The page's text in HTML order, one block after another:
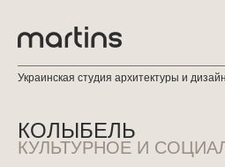
Украинская студия архитектуры и
КОЛЫБЕЛЬ
КУЛЬТУРНОЕ И